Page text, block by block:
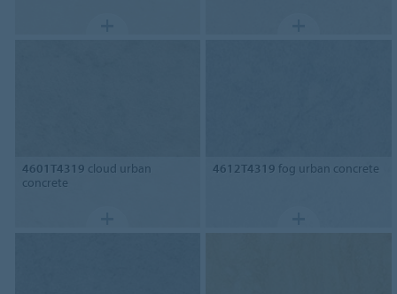
4601T4319 cloud urban
concrete
4612T4319 fog urban concrete